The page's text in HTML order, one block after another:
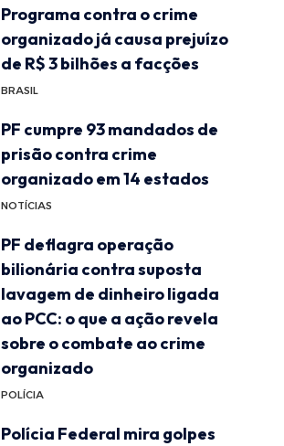
Programa contra o crime
organizado já causa prejuízo
de R$ 3 bilhões a facções
BRASIL
PF cumpre 93 mandados de
prisão contra crime
organizado em 14 estados
NOTÍCIAS
PF deflagra operação
bilionária contra suposta
lavagem de dinheiro ligada
ao PCC: o que a ação revela
sobre o combate ao crime
organizado
POLÍCIA
Polícia Federal mira golpes